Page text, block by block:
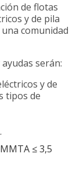
de flotas
y de pila
comunidad
serán:
y de
tipos de
≤ 3,5